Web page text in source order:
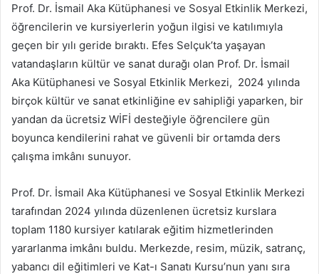
r
m
e
Prof. Dr. İsmail Aka Kütüphanesi ve Sosyal Etkinlik Merkezi,
öğrencilerin ve kursiyerlerin yoğun ilgisi ve katılımıyla
geçen bir yılı geride bıraktı. Efes Selçuk’ta yaşayan
vatandaşların kültür ve sanat durağı olan Prof. Dr. İsmail
Aka Kütüphanesi ve Sosyal Etkinlik Merkezi, 2024 yılında
birçok kültür ve sanat etkinliğine ev sahipliği yaparken, bir
yandan da ücretsiz WİFİ desteğiyle öğrencilere gün
boyunca kendilerini rahat ve güvenli bir ortamda ders
çalışma imkânı sunuyor.
Prof. Dr. İsmail Aka Kütüphanesi ve Sosyal Etkinlik Merkezi
tarafından 2024 yılında düzenlenen ücretsiz kurslara
toplam 1180 kursiyer katılarak eğitim hizmetlerinden
yararlanma imkânı buldu. Merkezde, resim, müzik, satranç,
yabancı dil eğitimleri ve Kat-ı Sanatı Kursu’nun yanı sıra